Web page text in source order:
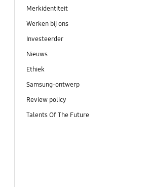
Merkidentiteit
Werken bij ons
Investeerder
Nieuws
Ethiek
Samsung-ontwerp
Review policy
Talents Of The Future